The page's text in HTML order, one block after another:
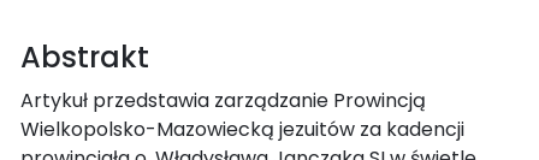
Abstrakt
Artykuł przedstawia zarządzanie Prowincją
Wielkopolsko-Mazowiecką jezuitów za kadencji